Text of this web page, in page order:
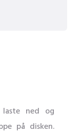
ned og
på disken.